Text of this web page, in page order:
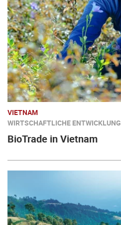
VIETNAM
WIRTSCHAFTLICHE ENTWICKLUNG
BioTrade in Vietnam